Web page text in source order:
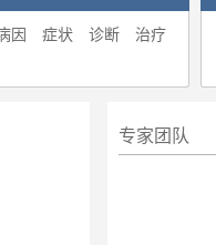
因 症状 诊断 治疗
专家团队